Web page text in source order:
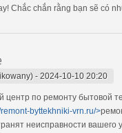
Chắc chắn rằng bạn sẽ có
- 2024-10-10 20:20
по ремонту бытовой
byttekhniki-vrn.ru/>
неисправности вашего